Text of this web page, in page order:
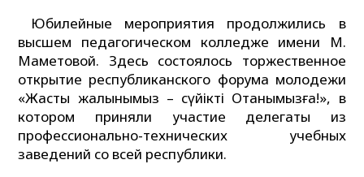
Юбилейные мероприятия продолжились в
высшем педагогическом колледже имени М.
Маметовой. Здесь состоялось торжественное
открытие республиканского форума молодежи
«Жастық жалынымыз – сүйікті Отанымызға!», в
котором приняли участие делегаты из
профессионально-технических учебных
заведений со всей республики.